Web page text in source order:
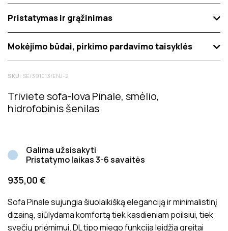
Pristatymas ir grąžinimas
Mokėjimo būdai, pirkimo pardavimo taisyklės
SKU: SE/391013/ENJ-2
Triviete sofa-lova Pinale, smėlio,
hidrofobinis šenilas
Galima užsisakyti
Pristatymo laikas 3-6 savaitės
935,00 €
Sofa Pinale sujungia šiuolaikišką eleganciją ir minimalistinį
dizainą, siūlydama komfortą tiek kasdieniam poilsiui, tiek
svečių priėmimui. DL tipo miego funkcija leidžia greitai